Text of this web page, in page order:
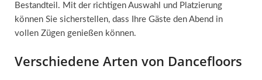
Bestandteil. Mit der richtigen Auswahl und Platzierung
können Sie sicherstellen, dass Ihre Gäste den Abend in
vollen Zügen genießen können.
Verschiedene Arten von Dancefloors